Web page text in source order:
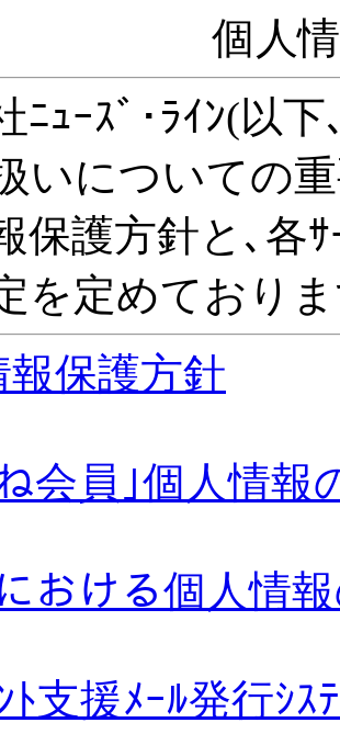
個人
ﾆｭｰｽﾞ･ﾗｲﾝ(以
いについての
保護方針と､各
を定めており
報保護方針
会員｣個人情
おける個人情
ﾄ支援ﾒｰﾙ発行ｼ